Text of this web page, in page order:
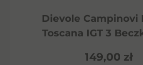
Dievole Campinovi
Toscana IGT 3
149,00 zł